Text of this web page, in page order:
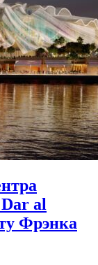
Dar al
Фрэнка